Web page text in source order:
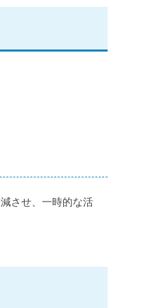
させ、一時的な活